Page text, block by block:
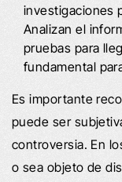
investigaciones
Analizan el
pruebas para
fundamental
Es importante
puede ser
controversia. En
o sea objeto de